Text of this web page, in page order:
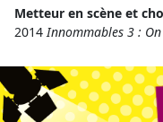
Metteur en scène et
2014Innommables 3 :